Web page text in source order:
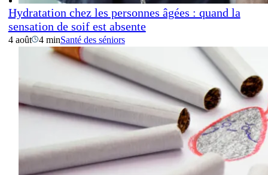
Hydratation chez les personnes âgées : quand la
sensation de soif est absente
4 août 4 minSanté des séniors